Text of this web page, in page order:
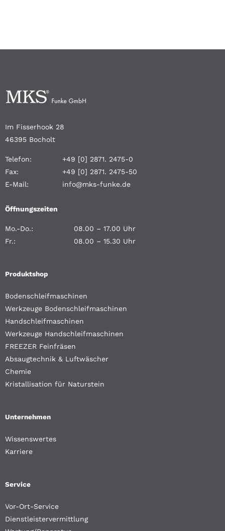
Im Fisserhook 28
46395 Bocholt
Telefon:
+49 [0] 2871. 2475-0
Fax:
+49 [0] 2871. 2475-50
E-Mail:
info@mks-funke.de
Öffnungszeiten
Mo.-Do.:
08.00 – 17.00 Uhr
Fr.:
08.00 – 15.30 Uhr
Produktshop
Bodenschleifmaschinen
Werkzeuge Bodenschleifmaschinen
Handschleifmaschinen
Werkzeuge Handschleifmaschinen
FREEZER Feinfräsen
Absaugtechnik & Luftwäscher
Chemie
Kristallisation für Naturstein
Unternehmen
Wissenswertes
Karriere
Service
Vor-Ort-Service
Dienstleistervermittlung